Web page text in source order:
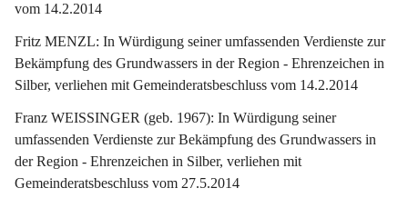
vom 14.2.2014
Fritz MENZL: In Würdigung seiner umfassenden Verdienste zur
Bekämpfung des Grundwassers in der Region - Ehrenzeichen in
Silber, verliehen mit Gemeinderatsbeschluss vom 14.2.2014
Franz WEISSINGER (geb. 1967): In Würdigung seiner
umfassenden Verdienste zur Bekämpfung des Grundwassers in
der Region - Ehrenzeichen in Silber, verliehen mit
Gemeinderatsbeschluss vom 27.5.2014